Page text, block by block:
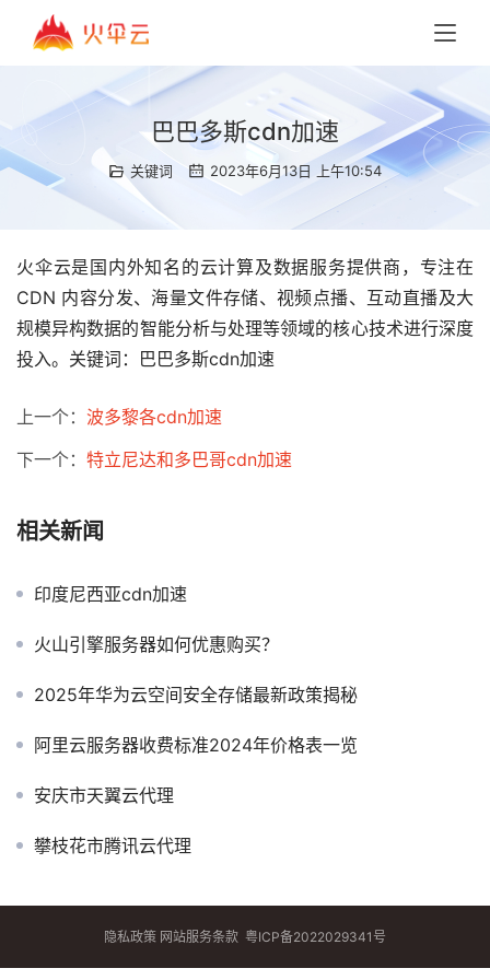
巴巴多斯cdn加速
关键词 2023年6月13日 上午10:54
火伞云是国内外知名的云计算及数据服务提供商，专注在
CDN 内容分发、海量文件存储、视频点播、互动直播及大
规模异构数据的智能分析与处理等领域的核心技术进行深度
投入。关键词：巴巴多斯cdn加速
上一个： 波多黎各cdn加速
下一个： 特立尼达和多巴哥cdn加速
相关新闻
印度尼西亚cdn加速
火山引擎服务器如何优惠购买？
2025年华为云空间安全存储最新政策揭秘
阿里云服务器收费标准2024年价格表一览
安庆市天翼云代理
攀枝花市腾讯云代理
隐私政策 网站服务条款 粤ICP备2022029341号